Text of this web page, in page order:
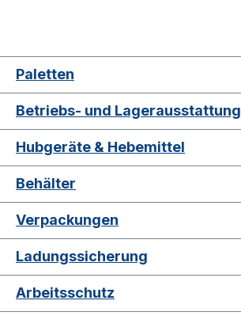
Paletten
Betriebs- und Lagerausstattung
Hubgeräte & Hebemittel
Behälter
Verpackungen
Ladungssicherung
Arbeitsschutz